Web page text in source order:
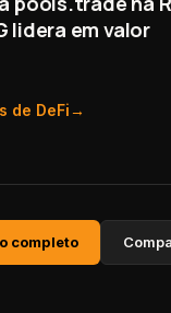
lidera em valor
de DeFi→
completo